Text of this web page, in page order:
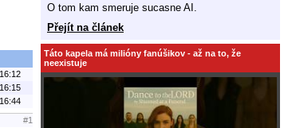
#1
O tom kam smeruje sucasne AI.
Přejít na článek
Táto kapela má milióny fanúšikov - až na to, že
neexistuje